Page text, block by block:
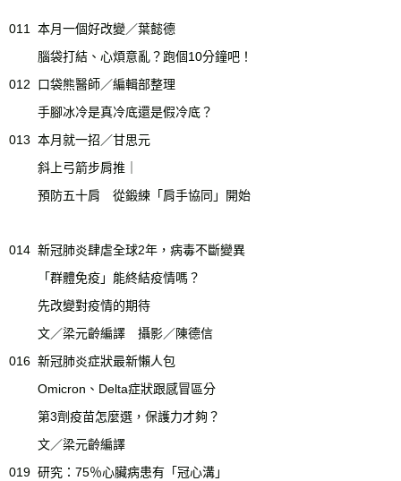
011
本月一個好改變／葉懿德
腦袋打結、心煩意亂？跑個10分鐘吧！
012
口袋熊醫師／編輯部整理
手腳冰冷是真冷底還是假冷底？
013 本月就一招／甘思元
斜上弓箭步肩推｜
預防五十肩 從鍛練「肩手協同」開始
014 新冠肺炎肆虐全球2年，病毒不斷變異
「群體免疫」能終結疫情嗎？
先改變對疫情的期待
文／梁元齡編譯 攝影／陳德信
016 新冠肺炎症狀最新懶人包
Omicron、Delta症狀跟感冒區分
第3劑疫苗怎麼選，保護力才夠？
文／梁元齡編譯
019 研究：75％心臟病患有「冠心溝」